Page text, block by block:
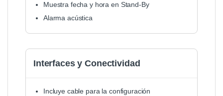
Muestra fecha y hora en Stand-By
Alarma acústica
Interfaces y Conectividad
Incluye cable para la configuración